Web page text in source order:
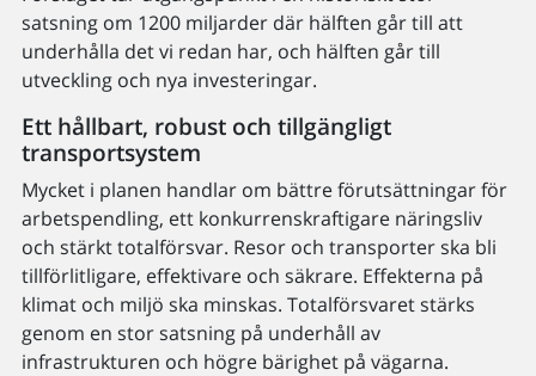
satsning om 1200 miljarder där hälften går till att
underhålla det vi redan har, och hälften går till
utveckling och nya investeringar.
Ett hållbart, robust och tillgängligt
transportsystem
Mycket i planen handlar om bättre förutsättningar för
arbetspendling, ett konkurrenskraftigare näringsliv
och stärkt totalförsvar. Resor och transporter ska bli
tillförlitligare, effektivare och säkrare. Effekterna på
klimat och miljö ska minskas. Totalförsvaret stärks
genom en stor satsning på underhåll av
infrastrukturen och högre bärighet på vägarna.